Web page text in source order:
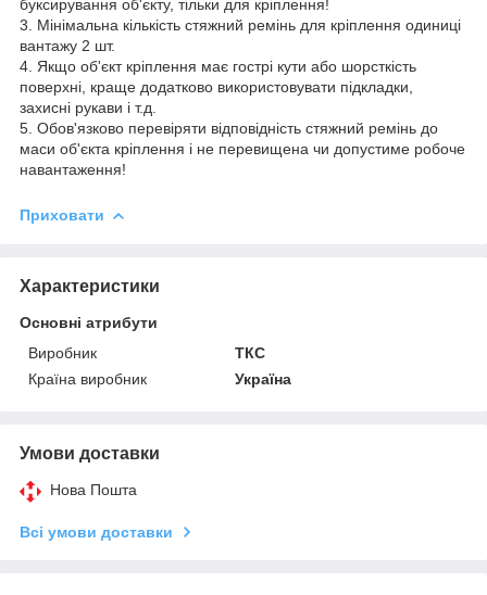
буксирування об'єкту, тільки для кріплення!
3. Мінімальна кількість стяжний ремінь для кріплення одиниці
вантажу 2 шт.
4. Якщо об'єкт кріплення має гострі кути або шорсткість
поверхні, краще додатково використовувати підкладки,
захисні рукави і т.д.
5. Обов'язково перевіряти відповідність стяжний ремінь до
маси об'єкта кріплення і не перевищена чи допустиме робоче
навантаження!
Приховати
Характеристики
Основні атрибути
Виробник
ТКС
Країна виробник
Україна
Умови доставки
Нова Пошта
Всі умови доставки